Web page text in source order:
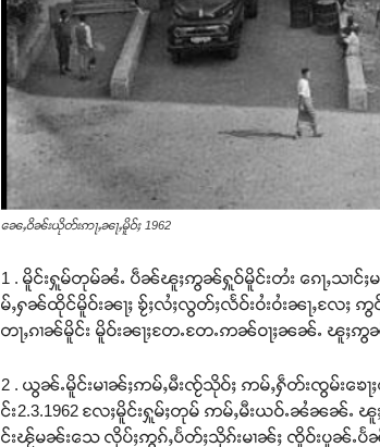
ၼေႇဝိၼ်းယိုတ်းဢႃႇၼႃႇမိူဝ်ႈ 1962
1 . မိူင်းႁူမ်တုမ်ၼႆႉ ပဵၼ်ၽူႈဢွၼ်ႁူဝ်မိူင်းတႆး ၵေႃႇသၢင်ႈ
မ်ႇႁၼ်ထိုင်မိူဝ်းၼႃႈ ၶႂ်ႈလႆႈလွတ်ႈလႅဝ်းဝႆးဝႆးၼႃႇလႄႈ
တႃႇၵၢၼ်မိူင်း မိူဝ်းၼႃႈတႄႉတႄႉဢၼ်ဝႃႈၼၼ်ႉ ၽူႈဢွၼ်
2 . ယွၼ်ႉမိူင်းမၢၼ်ႈဢမ်ႇမီးၸႂ်သိုဝ်ႈ ဢမ်ႇႁဵတ်းၸွမ်းၶ
င်း2.3.1962 လႄႈမိူင်းႁူမ်ႈတုမ် ဢမ်ႇမီးယဝ်ႉၼႆၼၼ်ႉ
င်းၽႂ်မၼ်းသေ လိုပ်ႈဢွၵ်ႇပႅတ်ႈသိုၵ်းမၢၼ်ႈ ၸိူဝ်းပူၼ်ႉပႅၼ်